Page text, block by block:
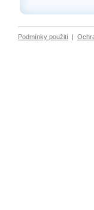
Podmínky použití |